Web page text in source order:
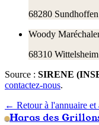
68280 Sundhoffen
Woody
68310 Wittelsheim
Source : SIRENE
contactez-nous.
← Retour à l'annuaire et
Haras des